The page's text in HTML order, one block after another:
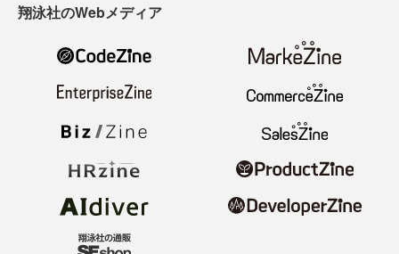
翔泳社のWebメディア